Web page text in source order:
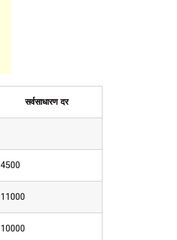
सर्वसाधारण दर
4500
11000
10000